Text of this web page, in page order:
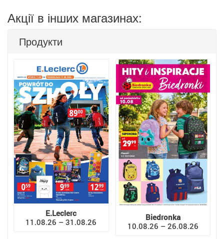
Акції в інших магазинах:
Продукти
E.Leclerc
11.08.26 – 31.08.26
Biedronka
10.08.26 – 26.08.26